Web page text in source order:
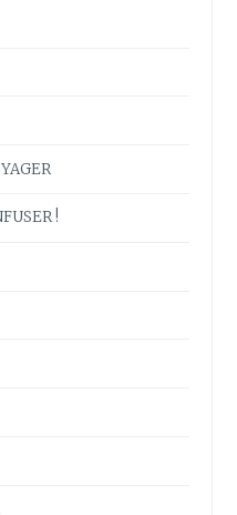
!